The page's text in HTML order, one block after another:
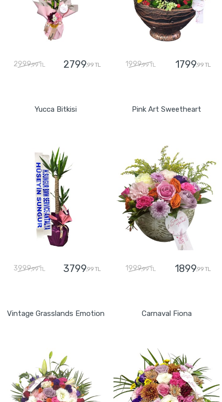
2999,99 TL 2799,99 TL 1999,99 TL 1799,99 TL
Yucca Bitkisi
3999,99 TL 3799,99 TL
Pink Art Sweetheart
1999,99 TL 1899,99 TL
Vintage Grasslands Emotion Carnaval Fiona